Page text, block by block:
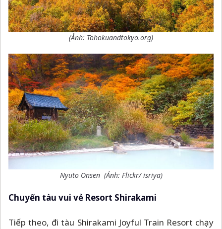
(Ảnh: Tohokuandtokyo.org)
Nyuto Onsen (Ảnh: Flickr/ isriya)
Chuyến tàu vui vẻ Resort Shirakami
Tiếp theo, đi tàu Shirakami Joyful Train Resort chạy